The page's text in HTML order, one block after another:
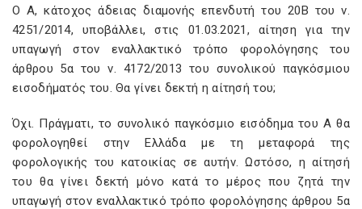
Ο Α, κάτοχος άδειας διαμονής επενδυτή του 20B του ν.
4251/2014, υποβάλλει, στις 01.03.2021, αίτηση για την
υπαγωγή στον εναλλακτικό τρόπο φορολόγησης του
άρθρου 5α του ν. 4172/2013 του συνολικού παγκόσμιου
εισοδήματός του. Θα γίνει δεκτή η αίτησή του;
Όχι. Πράγματι, το συνολικό παγκόσμιο εισόδημα του Α θα
φορολογηθεί στην Ελλάδα με τη μεταφορά της
φορολογικής του κατοικίας σε αυτήν. Ωστόσο, η αίτησή
του θα γίνει δεκτή μόνο κατά το μέρος που ζητά την
υπαγωγή στον εναλλακτικό τρόπο φορολόγησης άρθρου 5α